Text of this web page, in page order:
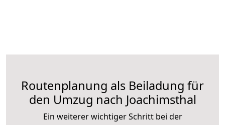
Routenplanung als Beiladung für
den Umzug nach Joachimsthal
Ein weiterer wichtiger Schritt bei der